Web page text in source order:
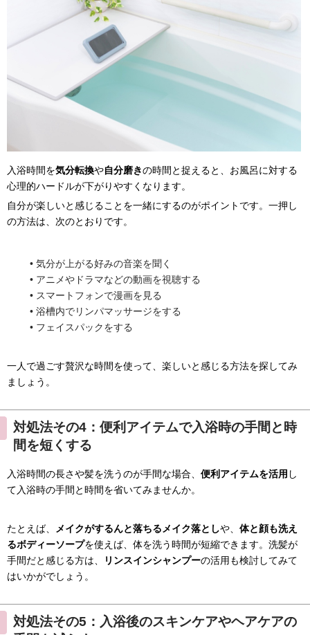
入浴時間を気分転換や自分磨きの時間と捉えると、お風呂に対する
心理的ハードルが下がりやすくなります。
自分が楽しいと感じることを一緒にするのがポイントです。一押し
の方法は、次のとおりです。
気分が上がる好みの音楽を聞く
アニメやドラマなどの動画を視聴する
スマートフォンで漫画を見る
浴槽内でリンパマッサージをする
フェイスパックをする
一人で過ごす贅沢な時間を使って、楽しいと感じる方法を探してみ
ましょう。
対処法その4：便利アイテムで入浴時の手間と時
間を短くする
入浴時間の長さや髪を洗うのが手間な場合、 便利アイテムを活用 し
て入浴時の手間と時間を省いてみませんか。
たとえば、 メイクがするんと落ちるメイク落としや、 体と顔も洗え
るボディーソープを使えば、体を洗う時間が短縮できます。洗髪が
手間だと感じる方は、
リンスインシャンプーの活用も検討してみて
はいかがでしょう。
対処法その5：入浴後のスキンケアやヘアケアの